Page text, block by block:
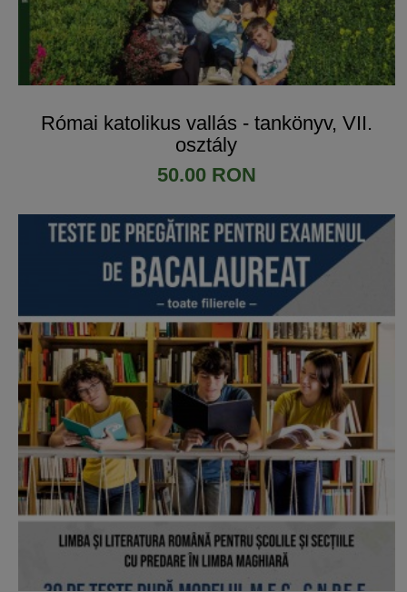
Római katolikus vallás - tankönyv, VII.
osztály
50.00 RON